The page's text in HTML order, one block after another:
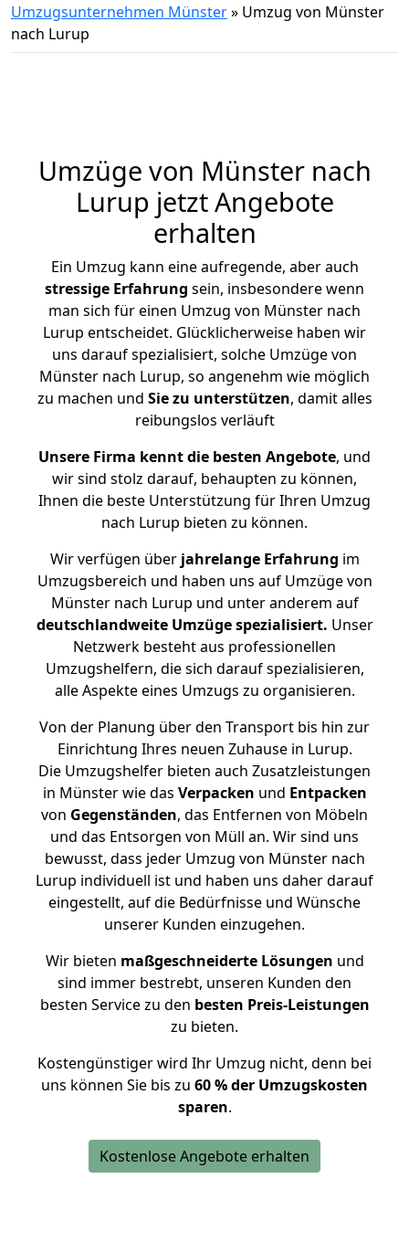
Umzugsunternehmen Münster» Umzug von Münster
nach Lurup
Umzüge von Münster nach
Lurup jetzt Angebote
erhalten
Ein Umzug kann eine aufregende, aber auch
stressige Erfahrung sein, insbesondere wenn
man sich für einen Umzug von Münster nach
Lurup entscheidet. Glücklicherweise haben wir
uns darauf spezialisiert, solche Umzüge von
Münster nach Lurup, so angenehm wie möglich
zu machen und Sie zu unterstützen, damit alles
reibungslos verläuft
Unsere Firma kennt die besten Angebote, und
wir sind stolz darauf, behaupten zu können,
Ihnen die beste Unterstützung für Ihren Umzug
nach Lurup bieten zu können.
Wir verfügen überjahrelange Erfahrung im
Umzugsbereich und haben uns auf Umzüge von
Münster nach Lurup und unter anderem auf
deutschlandweite Umzüge spezialisiert. Unser
Netzwerk besteht aus professionellen
Umzugshelfern, die sich darauf spezialisieren,
alle Aspekte eines Umzugs zu organisieren.
Von der Planung über den Transport bis hin zur
Einrichtung Ihres neuen Zuhause in Lurup.
Die Umzugshelfer bieten auch Zusatzleistungen
in Münster wie das Verpacken und Entpacken
von Gegenständen, das Entfernen von Möbeln
und das Entsorgen von Müll an. Wir sind uns
bewusst, dass jeder Umzug von Münster nach
Lurup individuell ist und haben uns daher darauf
eingestellt, auf die Bedürfnisse und Wünsche
unserer Kunden einzugehen.
Wir bieten maßgeschneiderte Lösungen und
sind immer bestrebt, unseren Kunden den
besten Service zu den besten Preis-Leistungen
zu bieten.
Kostengünstiger wird Ihr Umzug nicht, denn bei
uns können Sie bis zu 60 % der Umzugskosten
sparen.
Kostenlose Angebote erhalten